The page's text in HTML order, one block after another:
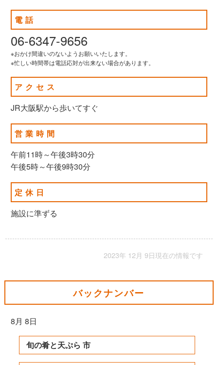
電話
06-6347-9656
※おかけ間違いのないようお願いいたします。
※忙しい時間帯は電話応対が出来ない場合があります。
アクセス
JR大阪駅から歩いてすぐ
営業時間
午前11時～午後3時30分
午後5時～午後9時30分
定休日
施設に準ずる
2023年 12月 9日現在の情報です
バックナンバー
8月 8日
旬の肴と天ぷら 市